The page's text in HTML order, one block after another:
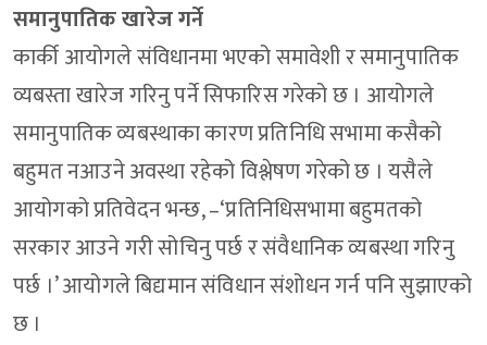
समानुपातिक खारेज गर्ने
कार्की आयोगले संविधानमा भएको समावेशी र समानुपातिक
व्यबस्ता खारेज गरिनु पर्ने सिफारिस गरेको छ । आयोगले
समानुपातिक व्यबस्थाका कारण प्रतिनिधि सभामा कसैको
बहुमत नआउने अवस्था रहेको विश्लेषण गरेको छ । यसैले
आयोगको प्रतिवेदन भन्छ, –‘प्रतिनिधिसभामा बहुमतको
सरकार आउने गरी सोचिनु पर्छ र संवैधानिक व्यबस्था गरिनु
पर्छ ।’ आयोगले बिद्यमान संविधान संशोधन गर्न पनि सुझाएको
छ ।